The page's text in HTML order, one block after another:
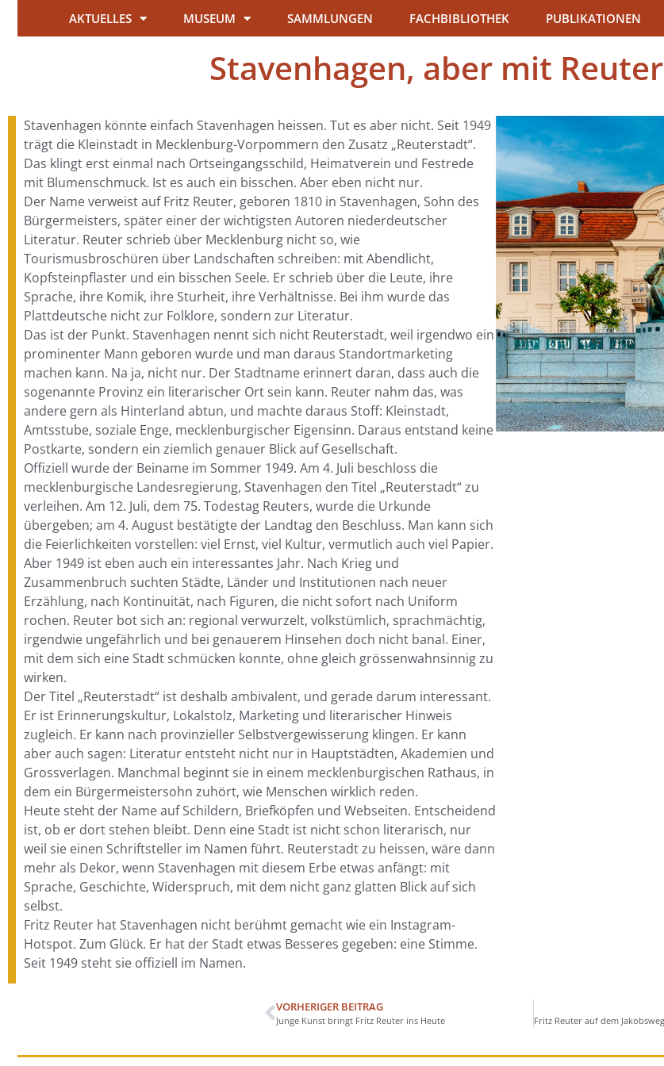
AKTUELLES MUSEUM SAMMLUNGEN FACHBIBLIOTHEK PUBLIKATIONEN
Stavenhagen, aber mit Reuter
Stavenhagen könnte einfach Stavenhagen heissen. Tut es aber nicht. Seit 1949
trägt die Kleinstadt in Mecklenburg-Vorpommern den Zusatz „Reuterstadt“.
Das klingt erst einmal nach Ortseingangsschild, Heimatverein und Festrede
mit Blumenschmuck. Ist es auch ein bisschen. Aber eben nicht nur.
Der Name verweist auf Fritz Reuter, geboren 1810 in Stavenhagen, Sohn des
Bürgermeisters, später einer der wichtigsten Autoren niederdeutscher
Literatur. Reuter schrieb über Mecklenburg nicht so, wie
Tourismusbroschüren über Landschaften schreiben: mit Abendlicht,
Kopfsteinpflaster und ein bisschen Seele. Er schrieb über die Leute, ihre
Sprache, ihre Komik, ihre Sturheit, ihre Verhältnisse. Bei ihm wurde das
Plattdeutsche nicht zur Folklore, sondern zur Literatur.
Das ist der Punkt. Stavenhagen nennt sich nicht Reuterstadt, weil irgendwo ein
prominenter Mann geboren wurde und man daraus Standortmarketing
machen kann. Na ja, nicht nur. Der Stadtname erinnert daran, dass auch die
sogenannte Provinz ein literarischer Ort sein kann. Reuter nahm das, was
andere gern als Hinterland abtun, und machte daraus Stoff: Kleinstadt,
Amtsstube, soziale Enge, mecklenburgischer Eigensinn. Daraus entstand keine
Postkarte, sondern ein ziemlich genauer Blick auf Gesellschaft.
Offiziell wurde der Beiname im Sommer 1949. Am 4. Juli beschloss die
mecklenburgische Landesregierung, Stavenhagen den Titel „Reuterstadt“ zu
verleihen. Am 12. Juli, dem 75. Todestag Reuters, wurde die Urkunde
übergeben; am 4. August bestätigte der Landtag den Beschluss. Man kann sich
die Feierlichkeiten vorstellen: viel Ernst, viel Kultur, vermutlich auch viel Papier.
Aber 1949 ist eben auch ein interessantes Jahr. Nach Krieg und
Zusammenbruch suchten Städte, Länder und Institutionen nach neuer
Erzählung, nach Kontinuität, nach Figuren, die nicht sofort nach Uniform
rochen. Reuter bot sich an: regional verwurzelt, volkstümlich, sprachmächtig,
irgendwie ungefährlich und bei genauerem Hinsehen doch nicht banal. Einer,
mit dem sich eine Stadt schmücken konnte, ohne gleich grössenwahnsinnig zu
wirken.
Der Titel „Reuterstadt“ ist deshalb ambivalent, und gerade darum interessant.
Er ist Erinnerungskultur, Lokalstolz, Marketing und literarischer Hinweis
zugleich. Er kann nach provinzieller Selbstvergewisserung klingen. Er kann
aber auch sagen: Literatur entsteht nicht nur in Hauptstädten, Akademien und
Grossverlagen. Manchmal beginnt sie in einem mecklenburgischen Rathaus, in
dem ein Bürgermeistersohn zuhört, wie Menschen wirklich reden.
Heute steht der Name auf Schildern, Briefköpfen und Webseiten. Entscheidend
ist, ob er dort stehen bleibt. Denn eine Stadt ist nicht schon literarisch, nur
weil sie einen Schriftsteller im Namen führt. Reuterstadt zu heissen, wäre dann
mehr als Dekor, wenn Stavenhagen mit diesem Erbe etwas anfängt: mit
Sprache, Geschichte, Widerspruch, mit dem nicht ganz glatten Blick auf sich
selbst.
Fritz Reuter hat Stavenhagen nicht berühmt gemacht wie ein Instagram-
Hotspot. Zum Glück. Er hat der Stadt etwas Besseres gegeben: eine Stimme.
Seit 1949 steht sie offiziell im Namen.
VORHERIGER BEITRAG
Junge Kunst bringt Fritz Reuter ins Heute